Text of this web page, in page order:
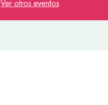
Ver otros eventos